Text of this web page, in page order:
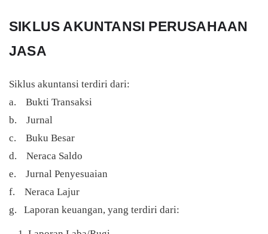
SIKLUS AKUNTANSI PERUSAHAAN
JASA
Siklus akuntansi terdiri dari:
a. Bukti Transaksi
b. Jurnal
c. Buku Besar
d. Neraca Saldo
e. Jurnal Penyesuaian
f. Neraca Lajur
g. Laporan keuangan, yang terdiri dari: